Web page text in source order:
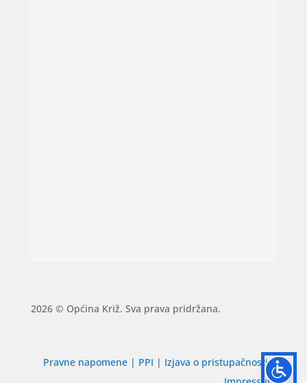
2026 © Općina Križ. Sva prava pridržana.
Pravne napomene | PPI | Izjava o pristupačnosti|